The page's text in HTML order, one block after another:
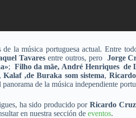
de la música portuguesa actual. Entre
Tavaresentre outros, pero Jorge
; Filho da mãe, André Henriques de
Kalaf ,de Buraka som sistema,
de la música independiente
ha sido producido porRicardo
en nuestra sección de eventos.